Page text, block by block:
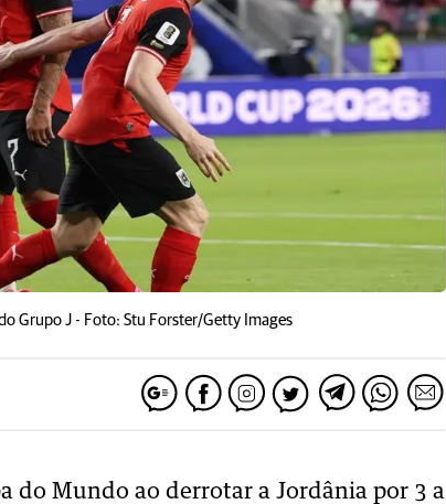
Grupo J - Foto: Stu Forster/Getty Images
do Mundo ao derrotar a Jordânia por 3 a